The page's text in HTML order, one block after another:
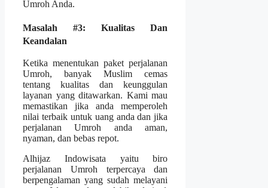
Umroh Anda.
Masalah #3: Kualitas Dan
Keandalan
Ketika menentukan paket perjalanan
Umroh, banyak Muslim cemas
tentang kualitas dan keunggulan
layanan yang ditawarkan. Kami mau
memastikan jika anda memperoleh
nilai terbaik untuk uang anda dan jika
perjalanan Umroh anda aman,
nyaman, dan bebas repot.
Alhijaz Indowisata yaitu biro
perjalanan Umroh terpercaya dan
berpengalaman yang sudah melayani